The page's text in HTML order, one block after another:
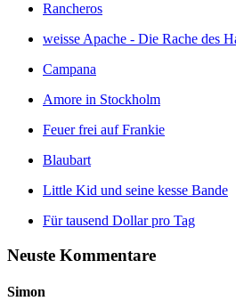
Rancheros
weisse Apache - Die Rache des
Campana
Amore in Stockholm
Feuer frei auf Frankie
Blaubart
Little Kid und seine kesse Bande
Für tausend Dollar pro Tag
Neuste Kommentare
Simon